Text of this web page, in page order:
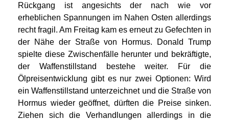
Rückgang ist angesichts der nach wie vor
erheblichen Spannungen im Nahen Osten allerdings
recht fragil. Am Freitag kam es erneut zu Gefechten in
der Nähe der Straße von Hormus. Donald Trump
spielte diese Zwischenfälle herunter und bekräftigte,
der Waffenstillstand bestehe weiter. Für die
Ölpreisentwicklung gibt es nur zwei Optionen: Wird
ein Waffenstillstand unterzeichnet und die Straße von
Hormus wieder geöffnet, dürften die Preise sinken.
Ziehen sich die Verhandlungen allerdings in die